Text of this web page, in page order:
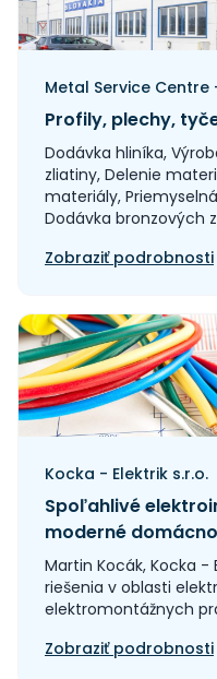
Metal Service Centre
Profily, plechy,
Dodávka hliníka,
zliatiny, Delenie
materiály,
Dodávka bronzových
Zobraziť podrobnosti
Kocka - Elektrik s.r.o.
Spoľahlivé
moderné
Martin Kocák, Kocka -
riešenia v oblasti
elektromontážnych
Zobraziť podrobnosti